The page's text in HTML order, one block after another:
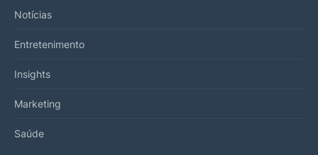
Notícias
Entretenimento
Insights
Marketing
Saúde